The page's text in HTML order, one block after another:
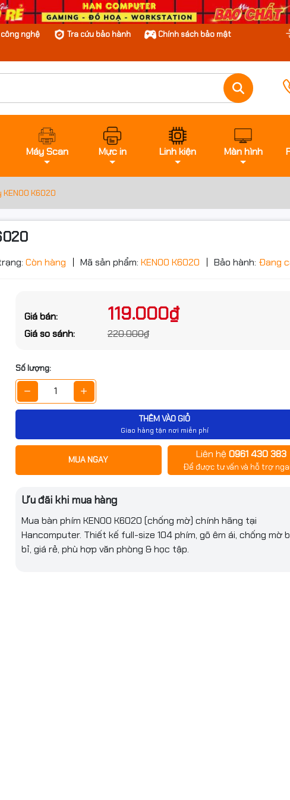
nghệ Tra cứu bảo hành
Chính sách bảo mật
Máy Scan Mực in Linh kiện Màn hình
K6020
Còn hàng Mã sản phẩm: KENOO K6020 Bảo hành: Đang
Giá bán: 119.000₫
Giá so sánh: 220.000₫
Số lượng:
THÊM VÀO GIỎ
Giao hàng tận nơi miễn phí
MUA NGAY Liên hệ 0961 430 383
Để được tư vấn và hỗ trợ
Ưu đãi khi mua hàng
Mua bàn phím KENOO K6020 (chống mờ) chính hãng tại
Hancomputer. Thiết kế full-size 104 phím, gõ êm ái, chống mờ
bỉ, giá rẻ, phù hợp văn phòng & học tập.
phím máy tính có dây
K6020 bền bỉ, gõ êm ái,
một chiếc bàn phím văn phòng
K6020
Đặt trước sản phẩm để nhận thêm nhiều
bạn nhé
GỬI THÔNG TIN